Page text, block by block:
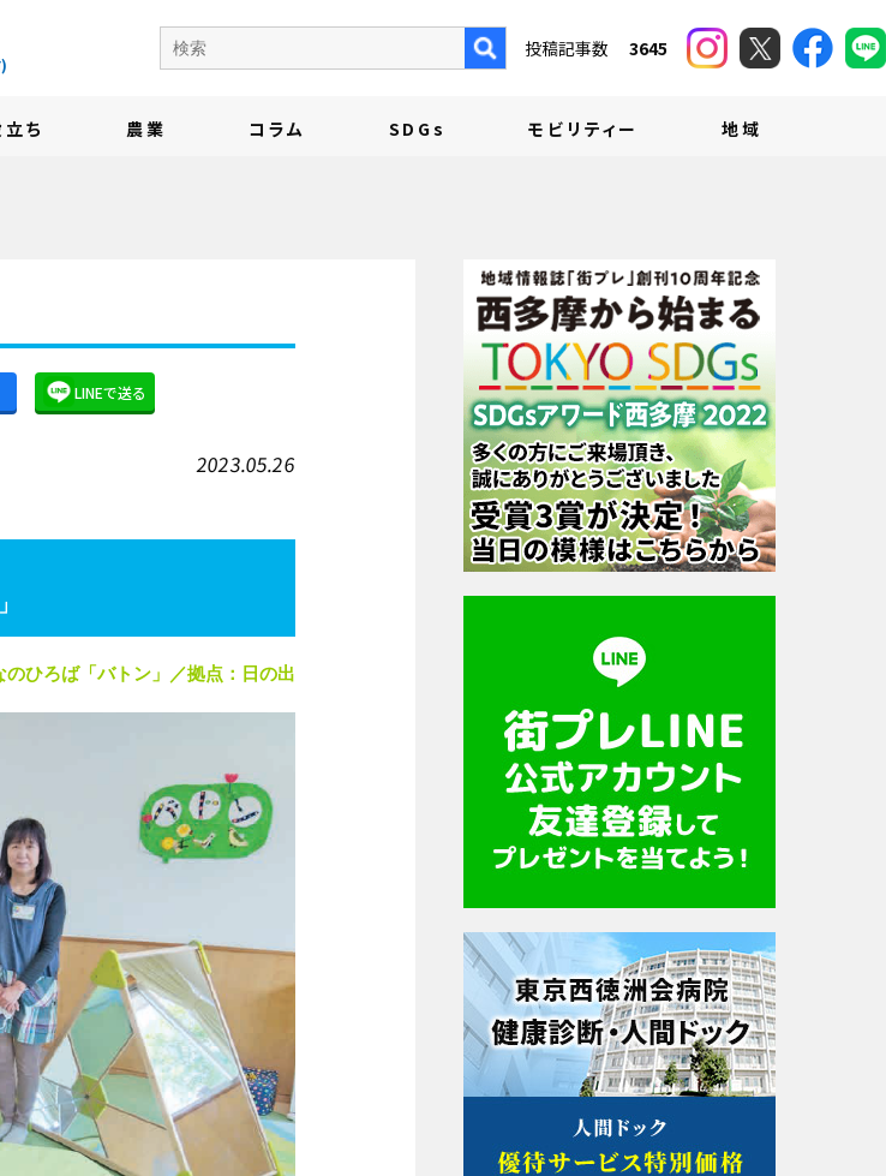
ト-
ち 農業 コラム SDGs モビリティー 地域
投稿記事数 3645
LINEで送る
2023.05.26
ひろば「バトン」／拠点：日の出